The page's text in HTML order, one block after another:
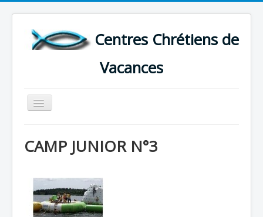
Centres Chrétiens de
Vacances
Basculer
la
CARTE DES CENTRES DE VACANCES .
PLUS
CAMP JUNIOR N°3